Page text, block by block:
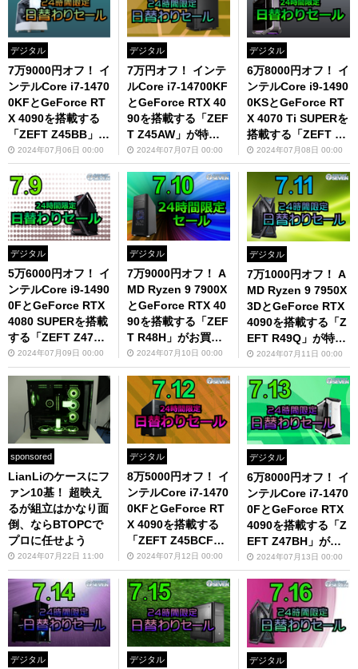
デジタル
7万9000円オフ！ イ
ンテルCore i7-1470
0KFとGeForce RT
X 4090を搭載する
「ZEFT Z45BB」が
お買い得
2024年07月06日 00:00
デジタル
7万円オフ！ インテ
ルCore i7-14700KF
とGeForce RTX 40
90を搭載する「ZEF
T Z45AW」が特別
価格2024年07月07日 00:00
デジタル
6万8000円オフ！ イ
ンテルCore i9-1490
0KSとGeForce RT
X 4070 Ti SUPERを
搭載する「ZEFT Z5
1G」がオススメ
2024年07月08日 00:00
デジタル
5万6000円オフ！ イ
ンテルCore i9-1490
0FとGeForce RTX
4080 SUPERを搭載
する「ZEFT Z47C
S」が超お得
2024年07月09日 00:00
デジタル
7万9000円オフ！ A
MD Ryzen 9 7900X
とGeForce RTX 40
90を搭載する「ZEF
T R48H」がお買い
得2024年07月10日 00:00
デジタル
7万1000円オフ！ A
MD Ryzen 9 7950X
3DとGeForce RTX
4090を搭載する「Z
EFT R49Q」が特別
価格2024年07月11日 00:00
sponsored
LianLiのケースにフ
ァン10基！ 超映え
るが組立はかなり面
倒、ならBTOPCで
プロに任せよう
2024年07月22日 11:00
デジタル
8万5000円オフ！ イ
ンテルCore i7-1470
0KFとGeForce RT
X 4090を搭載する
「ZEFT Z45BCF」
がおすすめ
2024年07月12日 00:00
デジタル
6万8000円オフ！ イ
ンテルCore i7-1470
0FとGeForce RTX
4090を搭載する「Z
EFT Z47BH」が超
お得2024年07月13日 00:00
デジタル デジタル デジタル